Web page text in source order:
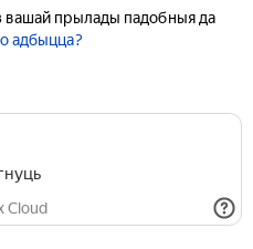
вашай прылады падобныя да
адбыцца?
Cloud